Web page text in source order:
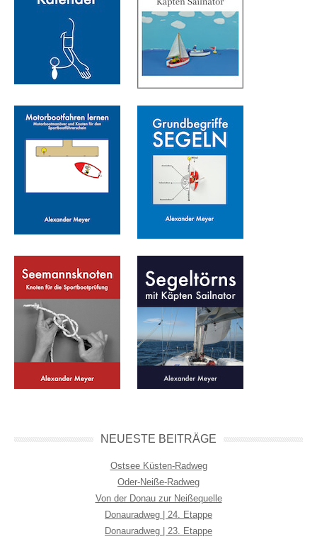
NEUESTE BEITRÄGE
Ostsee Küsten-Radweg
Oder-Neiße-Radweg
Von der Donau zur Neißequelle
Donauradweg | 24. Etappe
Donauradweg | 23. Etappe